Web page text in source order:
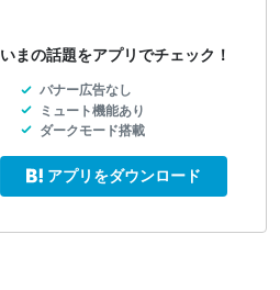
いまの話題をアプリでチェック！
バナー広告なし
ミュート機能あり
ダークモード搭載
アプリをダウンロード